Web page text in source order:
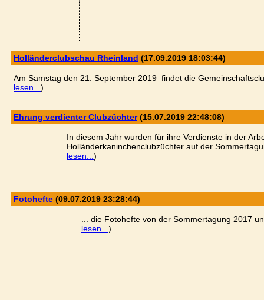
Holländerclubschau Rheinland (17.09.2019 18:03:44)
Am Samstag den 21. September 2019 findet die
lesen... )
Ehrung verdienter Clubzüchter(15.07.2019 22:48:08)
In diesem Jahr wurden für ihre Verdienste in der
Holländerkaninchenclubzüchter auf der
lesen... )
Fotohefte (09.07.2019 23:28:44)
... die Fotohefte von der Sommertagung 2017
lesen... )